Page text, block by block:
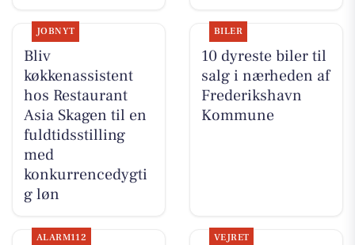
JOBNYT
Bliv
køkkenassistent
hos Restaurant
Asia Skagen til en
fuldtidsstilling
med
konkurrencedygti
g løn
BILER
10 dyreste biler til
salg i nærheden af
Frederikshavn
Kommune
ALARM112 VEJRET